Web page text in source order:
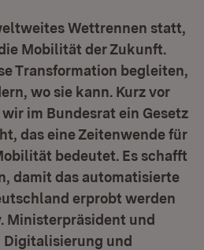
Wettrennen statt,
Mobilität der Zukunft.
Transformation begleiten,
wo sie kann. Kurz vor
im Bundesrat ein Gesetz
das eine Zeitenwende für
bedeutet. Es schafft
damit das automatisierte
erprobt werden
Ministerpräsident und
und